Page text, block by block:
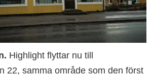
Highlight flyttar nu till
22, samma område som den först